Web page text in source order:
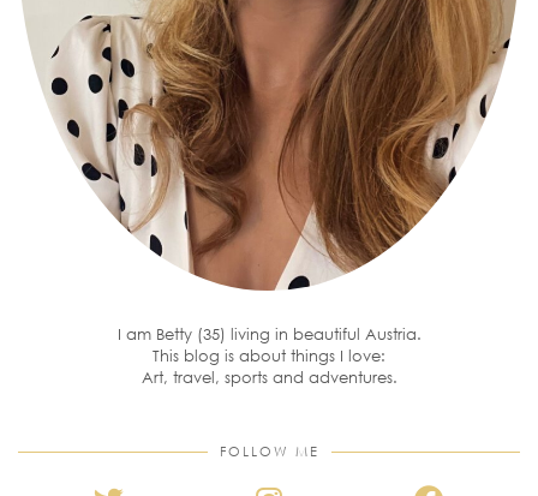
I am Betty (35) living in beautiful Austria.
This blog is about things I love:
Art, travel, sports and adventures.
FOLLOW ME